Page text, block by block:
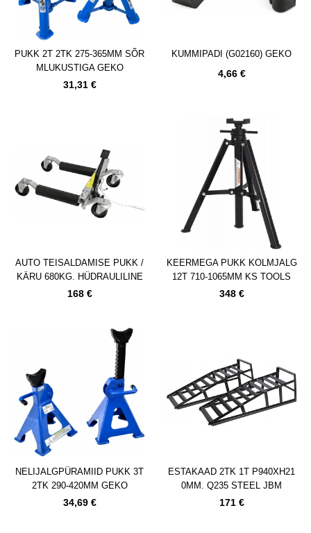
PUKK 2T 2TK 275-365MM SÕR
MLUKUSTIGA GEKO
31,31 €
KUMMIPADI (G02160) GEKO
4,66 €
AUTO TEISALDAMISE PUKK /
KÄRU 680KG. HÜDRAULILINE
JBM
168 €
KEERMEGA PUKK KOLMJALG
12T 710-1065MM KS TOOLS
348 €
NELIJALGPÜRAMIID PUKK 3T
2TK 290-420MM GEKO
34,69 €
ESTAKAAD 2TK 1T P940XH21
0MM. Q235 STEEL JBM
171 €